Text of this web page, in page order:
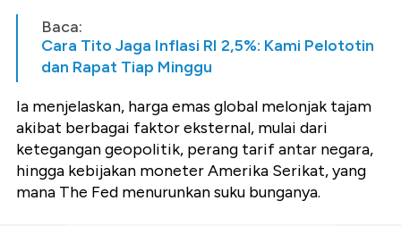
Baca:
Cara Tito Jaga Inflasi RI 2,5%: Kami Pelototin
dan Rapat Tiap Minggu
Ia menjelaskan, harga emas global melonjak tajam
akibat berbagai faktor eksternal, mulai dari
ketegangan geopolitik, perang tarif antar negara,
hingga kebijakan moneter Amerika Serikat, yang
mana The Fed menurunkan suku bunganya.